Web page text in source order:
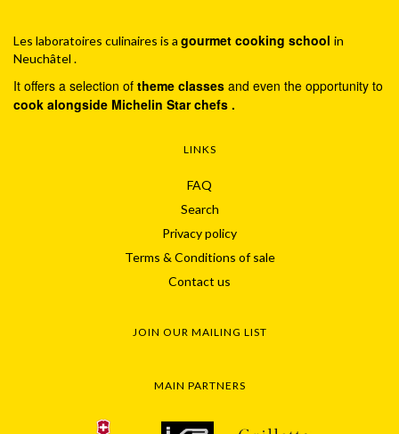
Les laboratoires culinaires is a gourmet cooking school in
Neuchâtel .
It offers a selection of theme classes and even the opportunity to
cook alongside Michelin Star chefs .
LINKS
FAQ
Search
Privacy policy
Terms & Conditions of sale
Contact us
JOIN OUR MAILING LIST
MAIN PARTNERS